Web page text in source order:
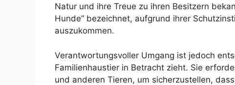
Natur und ihre Treue zu ihren Besitzern
Hunde” bezeichnet, aufgrund ihrer
auszukommen.
Verantwortungsvoller Umgang ist jedoch
Familienhaustier in Betracht zieht. Sie
und anderen Tieren, um sicherzustellen,